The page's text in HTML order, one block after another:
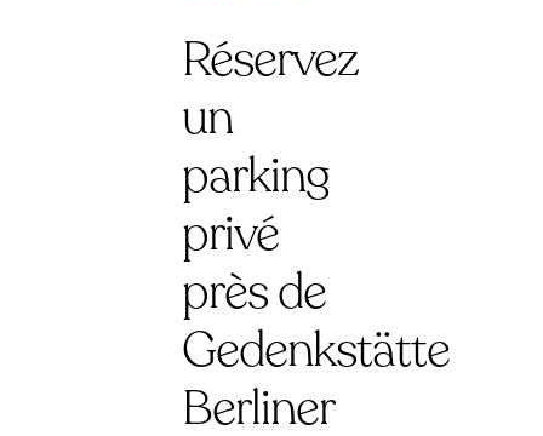
Réservez
un
parking
privé
près de
Gedenkstätte
Berliner